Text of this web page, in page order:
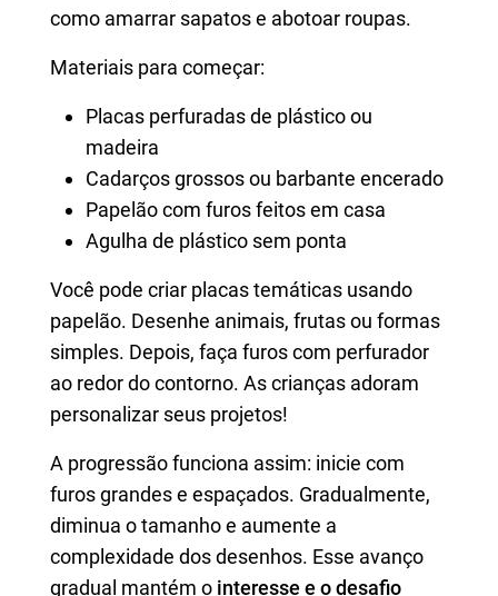
como amarrar sapatos e abotoar roupas.
Materiais para começar:
Placas perfuradas de plástico ou
madeira
Cadarços grossos ou barbante encerado
Papelão com furos feitos em casa
Agulha de plástico sem ponta
Você pode criar placas temáticas usando
papelão. Desenhe animais, frutas ou formas
simples. Depois, faça furos com perfurador
ao redor do contorno. As crianças adoram
personalizar seus projetos!
A progressão funciona assim: inicie com
furos grandes e espaçados. Gradualmente,
diminua o tamanho e aumente a
complexidade dos desenhos. Esse avanço
gradual mantém o interesse e o desafio